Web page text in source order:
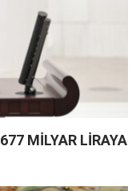
MİLYAR LİRAYA